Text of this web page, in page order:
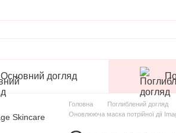
Основний догляд
Головна Поглиблений догляд
Оновлююча маска потрійної дії